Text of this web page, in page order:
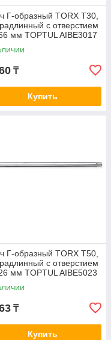
Г-образный TORX T30,
с отверстием
мм TOPTUL AIBE3017
₸
Купить
Г-образный TORX T50,
с отверстием
мм TOPTUL AIBE5023
₸
Купить